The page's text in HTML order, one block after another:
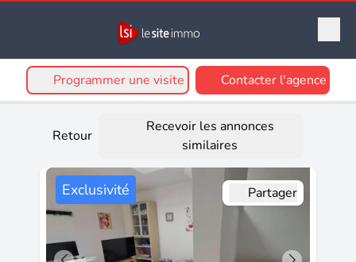
Programmer une visite Contacter l'agence
Retour
Recevoir les annonces
similaires
Exclusivité Partager